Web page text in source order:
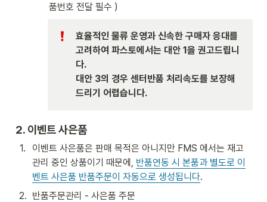
품번호 전달 필수 )
효율적인 물류 운영과 신속한 구매자 응대를
고려하여 파스토에서는 대안 1을 권고드립니
다.
대안 3의 경우 센터반품 처리속도를 보장해
드리기 어렵습니다.
2. 이벤트 사은품
1.
이벤트 사은품은 판매 목적은 아니지만 FMS 에서는 재고
관리 중인 상품이기 때문에, 반품연동 시 본품과 별도로 이
벤트 사은품 반품주문이 자동으로 생성됩니다.
2. 반품주문관리 - 사은품 주문